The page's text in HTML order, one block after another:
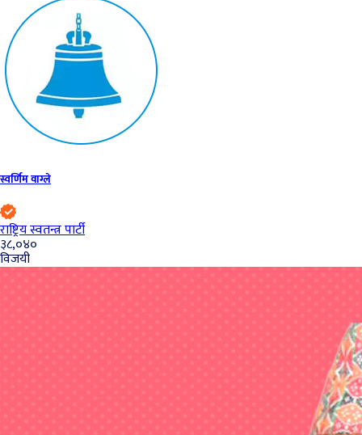
स्वर्णिम वाग्ले
राष्ट्रिय स्वतन्त्र पार्टी
३८,०४०
विजयी